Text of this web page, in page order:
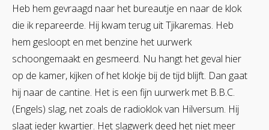
Heb hem gevraagd naar het bureautje en naar de klok
die ik repareerde. Hij kwam terug uit Tjikaremas. Heb
hem gesloopt en met benzine het uurwerk
schoongemaakt en gesmeerd. Nu hangt het geval hier
op de kamer, kijken of het klokje bij de tijd blijft. Dan gaat
hij naar de cantine. Het is een fijn uurwerk met B.B.C.
(Engels) slag, net zoals de radioklok van Hilversum. Hij
slaat ieder kwartier. Het slagwerk deed het niet meer